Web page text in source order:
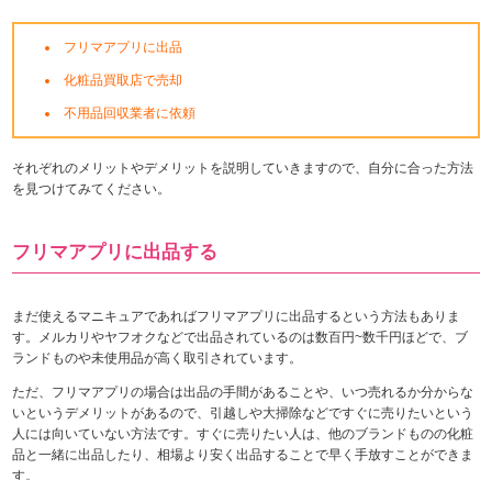
フリマアプリに出品
化粧品買取店で売却
不用品回収業者に依頼
それぞれのメリットやデメリットを説明していきますので、自分に合った方法
を見つけてみてください。
フリマアプリに出品する
まだ使えるマニキュアであればフリマアプリに出品するという方法もありま
す。メルカリやヤフオクなどで出品されているのは数百円~数千円ほどで、ブ
ランドものや未使用品が高く取引されています。
ただ、フリマアプリの場合は出品の手間があることや、いつ売れるか分からな
いというデメリットがあるので、引越しや大掃除などですぐに売りたいという
人には向いていない方法です。すぐに売りたい人は、他のブランドものの化粧
品と一緒に出品したり、相場より安く出品することで早く手放すことができま
す。